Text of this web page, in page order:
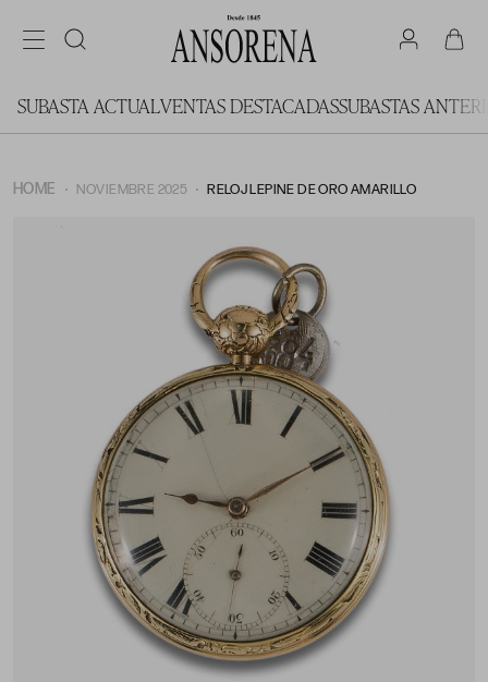
SUBASTA ACTUALVENTAS DESTACADASSUBASTAS
HOME NOVIEMBRE 2025 RELOJ LEPINE DE ORO AMARILLO